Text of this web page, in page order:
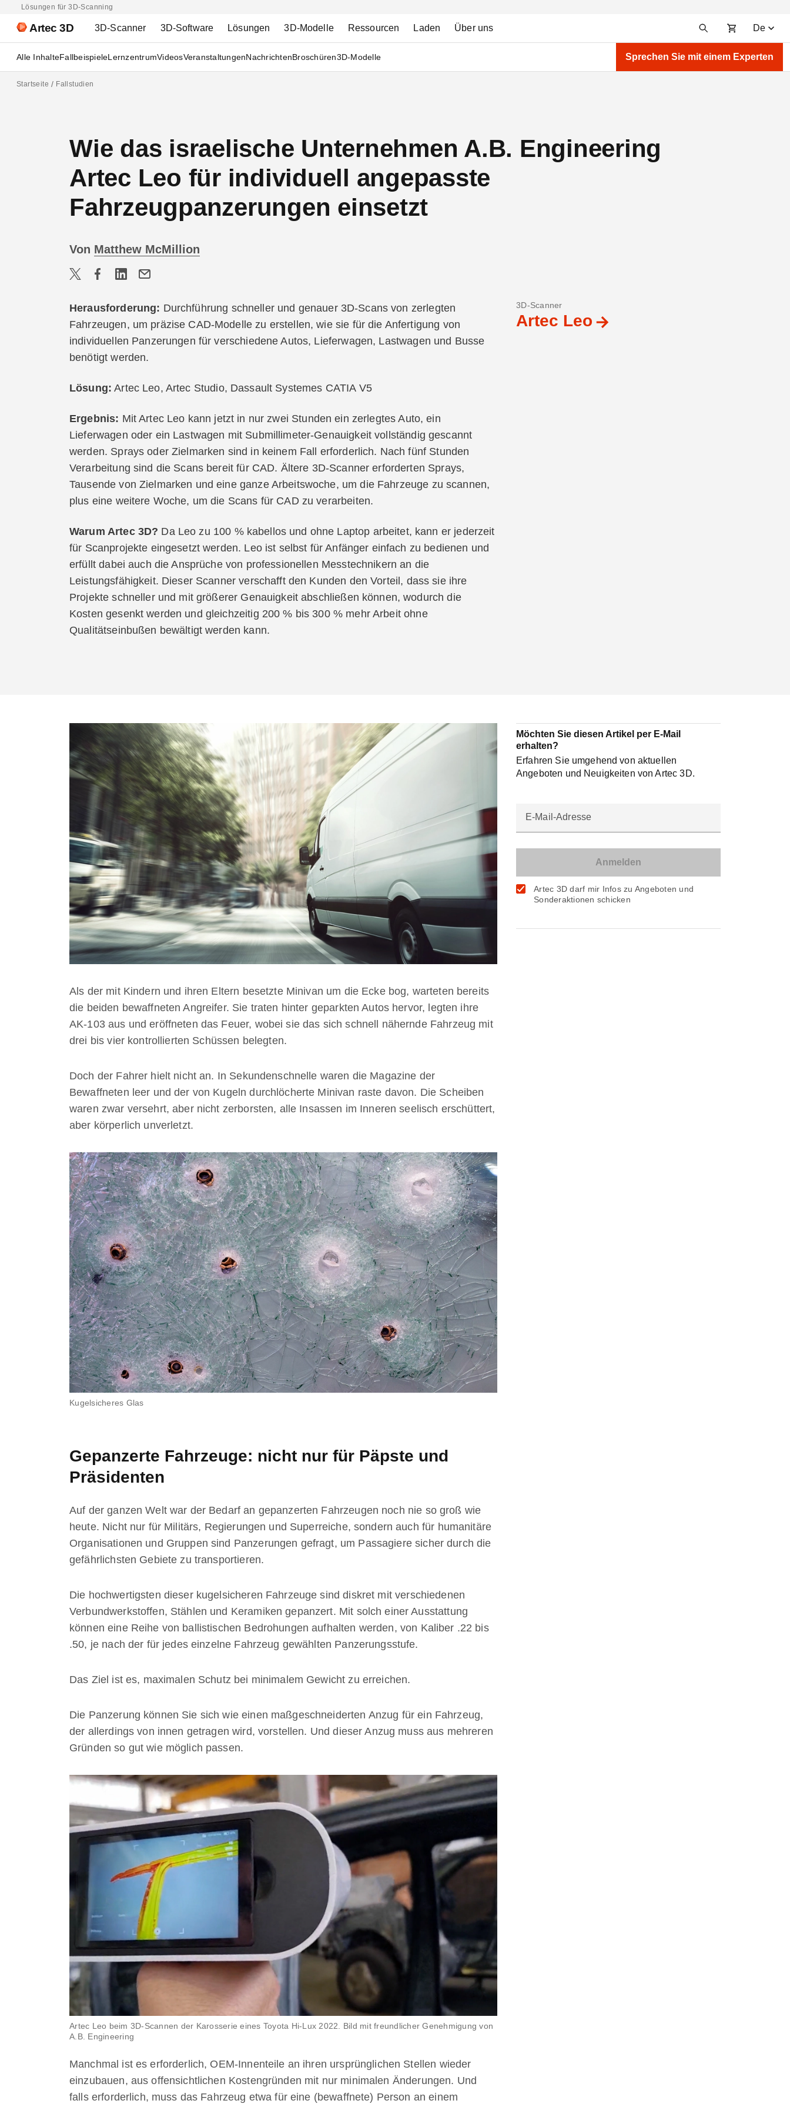
Lösungen für 3D-Scanning
Artec 3D 3D-Scanner 3D-Software Lösungen 3D-Modelle Ressourcen Laden Über uns De
Alle InhalteFallbeispieleLernzentrumVideosVeranstaltungenNachrichtenBroschüren3D-Modelle Sprechen Sie mit einem Experten
Startseite Fallstudien
Wie das israelische Unternehmen A.B. Engineering
Artec Leo für individuell angepasste
Fahrzeugpanzerungen einsetzt
Von Matthew McMillion
3D-Scanner
Artec Leo
Herausforderung: Durchführung schneller und genauer 3D-Scans von zerlegten
Fahrzeugen, um präzise CAD-Modelle zu erstellen, wie sie für die Anfertigung von
individuellen Panzerungen für verschiedene Autos, Lieferwagen, Lastwagen und Busse
benötigt werden.
Lösung: Artec Leo, Artec Studio, Dassault Systemes CATIA V5
Ergebnis: Mit Artec Leo kann jetzt in nur zwei Stunden ein zerlegtes Auto, ein
Lieferwagen oder ein Lastwagen mit Submillimeter-Genauigkeit vollständig gescannt
werden. Sprays oder Zielmarken sind in keinem Fall erforderlich. Nach fünf Stunden
Verarbeitung sind die Scans bereit für CAD. Ältere 3D-Scanner erforderten Sprays,
Tausende von Zielmarken und eine ganze Arbeitswoche, um die Fahrzeuge zu scannen,
plus eine weitere Woche, um die Scans für CAD zu verarbeiten.
Warum Artec 3D? Da Leo zu 100 % kabellos und ohne Laptop arbeitet, kann er jederzeit
für Scanprojekte eingesetzt werden. Leo ist selbst für Anfänger einfach zu bedienen und
erfüllt dabei auch die Ansprüche von professionellen Messtechnikern an die
Leistungsfähigkeit. Dieser Scanner verschafft den Kunden den Vorteil, dass sie ihre
Projekte schneller und mit größerer Genauigkeit abschließen können, wodurch die
Kosten gesenkt werden und gleichzeitig 200 % bis 300 % mehr Arbeit ohne
Qualitätseinbußen bewältigt werden kann.
Als der mit Kindern und ihren Eltern besetzte Minivan um die Ecke bog, warteten bereits
die beiden bewaffneten Angreifer. Sie traten hinter geparkten Autos hervor, legten ihre
AK-103 aus und eröffneten das Feuer, wobei sie das sich schnell nähernde Fahrzeug mit
drei bis vier kontrollierten Schüssen belegten.
Doch der Fahrer hielt nicht an. In Sekundenschnelle waren die Magazine der
Bewaffneten leer und der von Kugeln durchlöcherte Minivan raste davon. Die Scheiben
waren zwar versehrt, aber nicht zerborsten, alle Insassen im Inneren seelisch erschüttert,
aber körperlich unverletzt.
Kugelsicheres Glas
Gepanzerte Fahrzeuge: nicht nur für Päpste und
Präsidenten
Auf der ganzen Welt war der Bedarf an gepanzerten Fahrzeugen noch nie so groß wie
heute. Nicht nur für Militärs, Regierungen und Superreiche, sondern auch für humanitäre
Organisationen und Gruppen sind Panzerungen gefragt, um Passagiere sicher durch die
gefährlichsten Gebiete zu transportieren.
Die hochwertigsten dieser kugelsicheren Fahrzeuge sind diskret mit verschiedenen
Verbundwerkstoffen, Stählen und Keramiken gepanzert. Mit solch einer Ausstattung
können eine Reihe von ballistischen Bedrohungen aufhalten werden, von Kaliber .22 bis
.50, je nach der für jedes einzelne Fahrzeug gewählten Panzerungsstufe.
Das Ziel ist es, maximalen Schutz bei minimalem Gewicht zu erreichen.
Die Panzerung können Sie sich wie einen maßgeschneiderten Anzug für ein Fahrzeug,
der allerdings von innen getragen wird, vorstellen. Und dieser Anzug muss aus mehreren
Gründen so gut wie möglich passen.
Artec Leo beim 3D-Scannen der Karosserie eines Toyota Hi-Lux 2022. Bild mit freundlicher Genehmigung von
A.B. Engineering
Manchmal ist es erforderlich, OEM-Innenteile an ihren ursprünglichen Stellen wieder
einzubauen, aus offensichtlichen Kostengründen mit nur minimalen Änderungen. Und
falls erforderlich, muss das Fahrzeug etwa für eine (bewaffnete) Person an einem
Möchten Sie diesen Artikel per E-Mail
erhalten?
Erfahren Sie umgehend von aktuellen
Angeboten und Neuigkeiten von Artec 3D.
E-Mail-Adresse
Artec 3D darf mir Infos zu Angeboten und
Sonderaktionen schicken